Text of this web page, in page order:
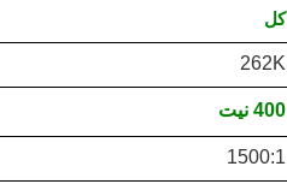
كل
262K
400 نيت
1500:1